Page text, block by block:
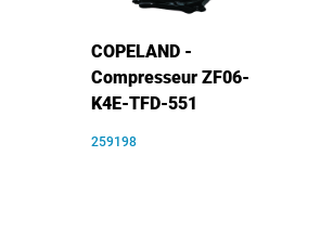
COPELAND -
Compresseur ZF06-
K4E-TFD-551
259198